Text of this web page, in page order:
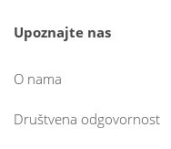
Upoznajte nas
O nama
Društvena odgovornost